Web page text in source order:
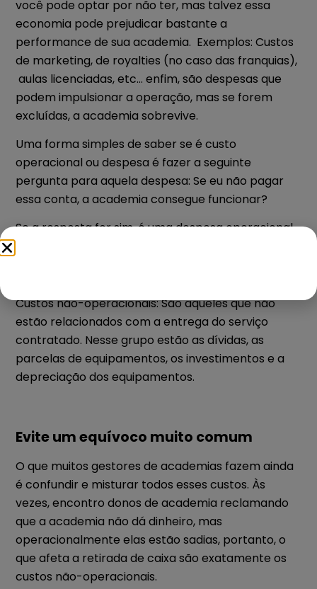
você pode optar por não ter, mas talvez essa
economia pode prejudicar bastante a
performance de sua academia. Exemplos: Custos
de marketing, de royalties (no caso das franquias),
aulas licenciadas, etc… enfim, são despesas que
podem impulsionar a operação, mas se forem
excluídas, a academia sobrevive.
Uma forma simples de saber se é custo
operacional ou despesa é fazer a seguinte
pergunta para aquela despesa: Se eu não pagar
essa conta, a academia consegue funcionar?
Se a resposta for sim, é uma despesa operacional.
Custos não-operacionais:São aqueles que não
estão relacionados com a entrega do serviço
contratado. Nesse grupo estão as dívidas, as
parcelas de equipamentos, os investimentos e a
depreciação dos equipamentos.
Evite um equívoco muito comum
O que muitos gestores de academias fazem ainda
é confundir e misturar todos esses custos. Às
vezes, encontro donos de academia reclamando
que a academia não dá dinheiro, mas
operacionalmente elas estão sadias, portanto, o
que afeta a retirada de caixa são exatamente os
custos não-operacionais.